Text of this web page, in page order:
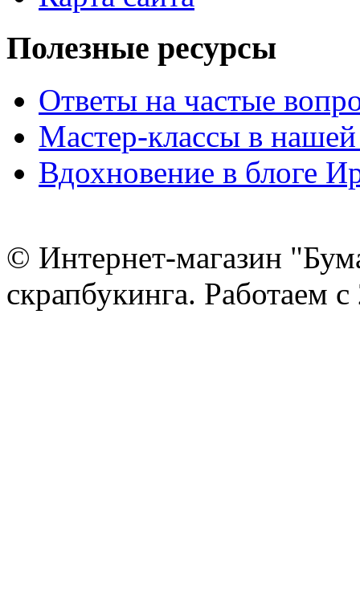
Полезные ресурсы
Ответы на частые
Мастер-классы в нашей
Вдохновение в блоге
© Интернет-магазин
скрапбукинга. Работаем с